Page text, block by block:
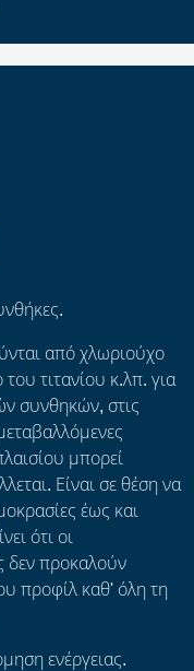
από χλωριούχο
τιτανίου κ.λπ. για
συνθηκών, στις
μπορεί
Είναι σε θέση να
έως και
ότι οι
δεν προκαλούν
προφίλ καθ' όλη τη
ενέργειας.